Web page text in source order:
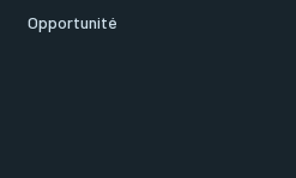
Opportunité